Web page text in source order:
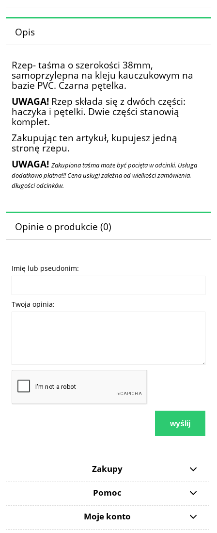
Opis
Rzep- taśma o szerokości 38mm,
samoprzylepna na kleju kauczukowym na
bazie PVC. Czarna pętelka.
UWAGA! Rzep składa się z dwóch części:
haczyka i pętelki. Dwie części stanowią
komplet.
Zakupując ten artykuł, kupujesz jedną
stronę rzepu.
UWAGA! Zakupiona taśma może być pocięta w odcinki. Usługa
dodatkowo płatna!!! Cena usługi zależna od wielkości zamówienia,
długości odcinków.
Opinie o produkcie (0)
Imię lub pseudonim:
Twoja opinia:
wyślij
Zakupy
Pomoc
Moje konto